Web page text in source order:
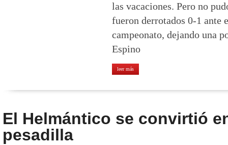
las vacaciones. Pero no
fueron derrotados 0-1 ante
campeonato, dejando una
Espino
leer más
El Helmántico se convirtió
pesadilla